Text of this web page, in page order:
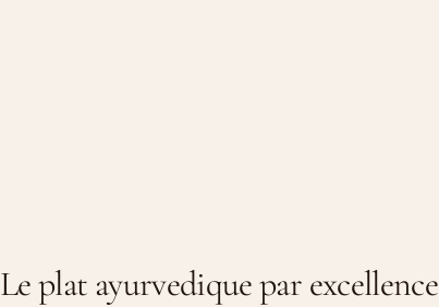
Le plat ayurvedique par excellence